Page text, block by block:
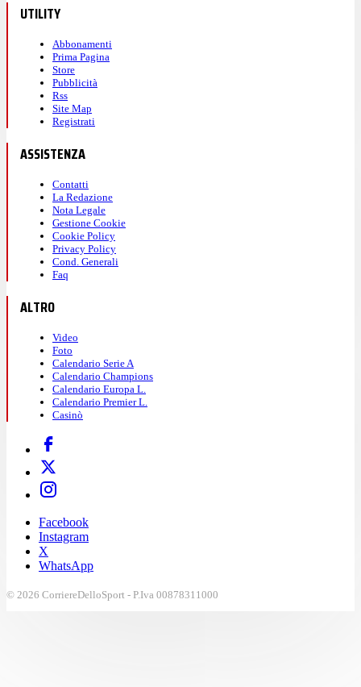
UTILITY
Abbonamenti
Prima Pagina
Store
Pubblicità
Rss
Site Map
Registrati
ASSISTENZA
Contatti
La Redazione
Nota Legale
Gestione Cookie
Cookie Policy
Privacy Policy
Cond. Generali
Faq
ALTRO
Video
Foto
Calendario Serie A
Calendario Champions
Calendario Europa L.
Calendario Premier L.
Casinò
Facebook
Instagram
X
WhatsApp
© 2026 CorriereDelloSport - P.Iva 00878311000